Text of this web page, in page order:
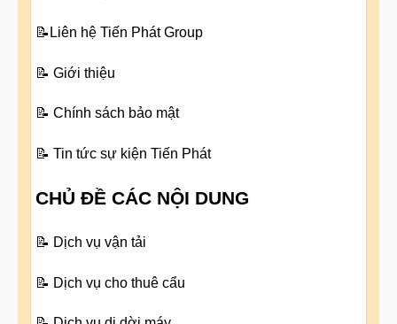
📝 Liên hệ Tiến Phát Group
📝 Giới thiệu
📝 Chính sách bảo mật
📝 Tin tức sự kiện Tiến Phát
CHỦ ĐỀ CÁC NỘI DUNG
📝 Dịch vụ vận tải
📝 Dịch vụ cho thuê cẩu